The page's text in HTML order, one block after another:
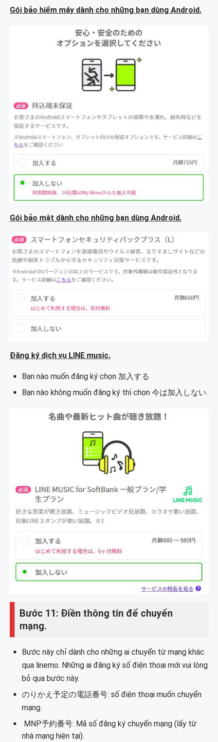
Gói bảo hiểm máy dành cho những bạn dùng Android.
Gói bảo mật dành cho những bạn dùng Android.
Đăng ký dịch vụ LINE music.
Bạn nào muốn đăng ký chọn 加入する
Bạn nào không muốn đăng ký thì chọn 今は加入しない.
Bước 11: Điền thông tin để chuyển
mạng.
Bước này chỉ dành cho những ai chuyển từ mạng khác
qua linemo. Những ai đăng ký số điện thoại mới vui lòng
bỏ qua bước này.
のりかえ予定の電話番号: số điện thoại muốn chuyển
mạng.
MNP予約番号: Mã số đăng ký chuyển mạng (lấy từ
nhà mạng hiện tại).